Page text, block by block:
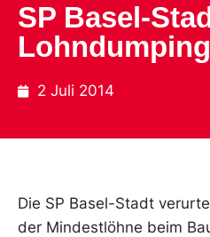
SP Basel-
2 Juli 2014
Die SP Basel-Stadt
der Mindestlöhne beim